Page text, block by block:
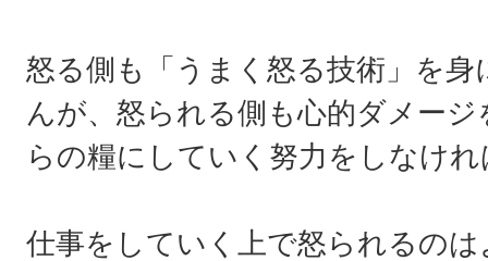
怒る側も「うまく怒る技術」を
んが、怒られる側も心的ダメー
らの糧にしていく努力をしなけ
仕事をしていく上で怒られるの